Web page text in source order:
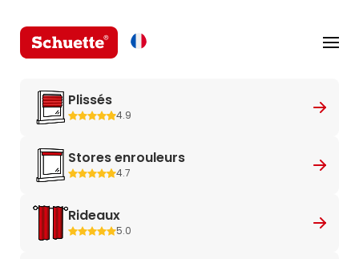
Plissés
4.9
Stores enrouleurs
4.7
Rideaux
5.0